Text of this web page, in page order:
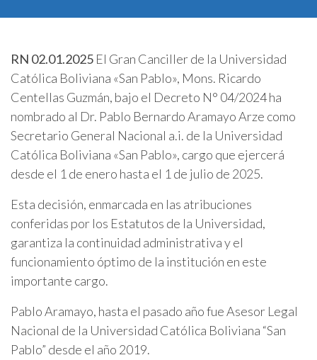
ONRES U.C.B.
RN 02.01.2025 El Gran Canciller de la Universidad
Católica Boliviana «San Pablo», Mons. Ricardo
Centellas Guzmán, bajo el Decreto N° 04/2024 ha
nombrado al Dr. Pablo Bernardo Aramayo Arze como
Secretario General Nacional a.i. de la Universidad
Católica Boliviana «San Pablo», cargo que ejercerá
desde el 1 de enero hasta el 1 de julio de 2025.
Esta decisión, enmarcada en las atribuciones
conferidas por los Estatutos de la Universidad,
garantiza la continuidad administrativa y el
funcionamiento óptimo de la institución en este
importante cargo.
Pablo Aramayo, hasta el pasado año fue Asesor Legal
Nacional de la Universidad Católica Boliviana “San
Pablo” desde el año 2019.